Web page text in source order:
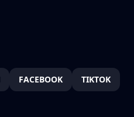
FACEBOOK TIKTOK